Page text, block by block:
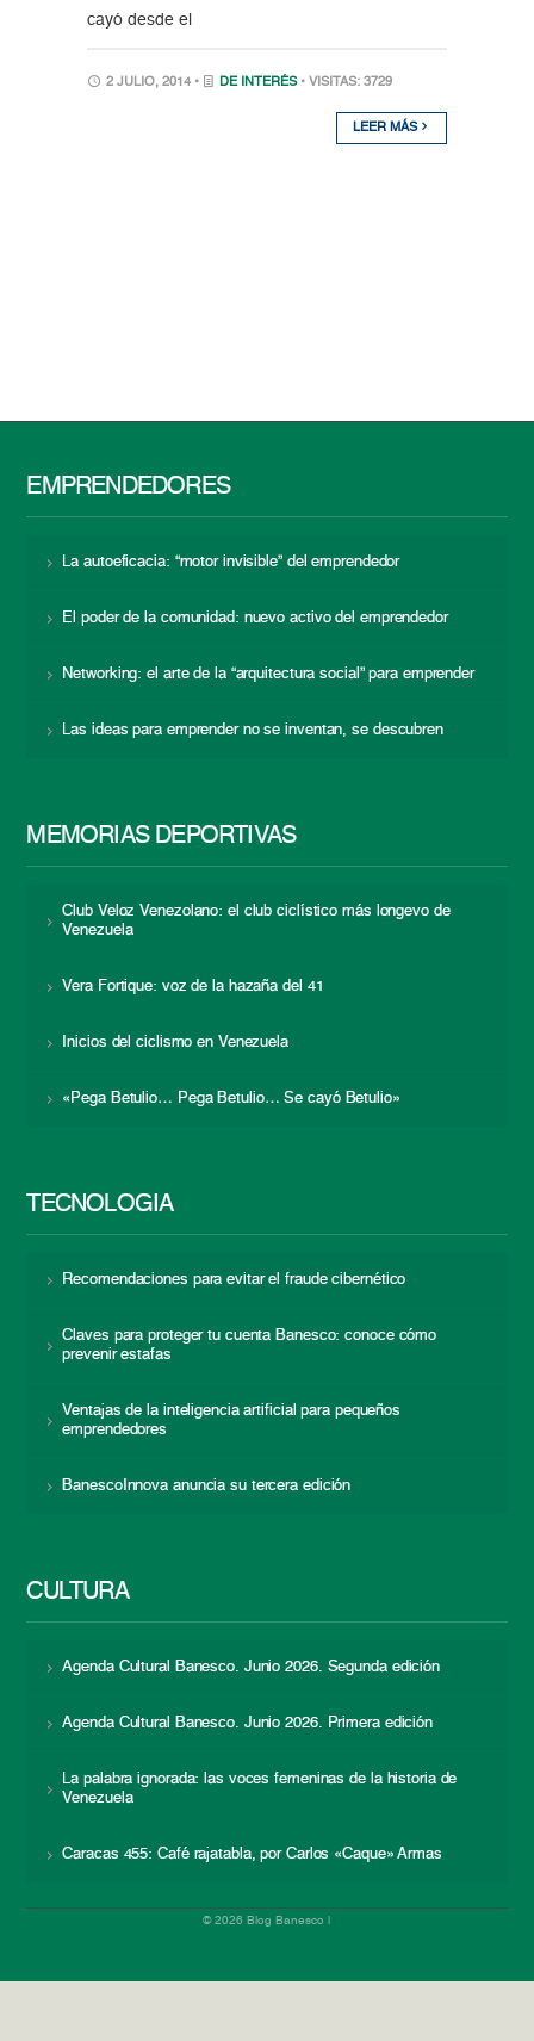
cayó desde el
2 JULIO, 2014 • DE INTERÉS • VISITAS: 3729
LEER MÁS
EMPRENDEDORES
La autoeficacia: “motor invisible” del emprendedor
El poder de la comunidad: nuevo activo del emprendedor
Networking: el arte de la “arquitectura social” para emprender
Las ideas para emprender no se inventan, se descubren
MEMORIAS DEPORTIVAS
Club Veloz Venezolano: el club ciclístico más longevo de
Venezuela
Vera Fortique: voz de la hazaña del 41
Inicios del ciclismo en Venezuela
«Pega Betulio… Pega Betulio… Se cayó Betulio»
TECNOLOGÍA
Recomendaciones para evitar el fraude cibernético
Claves para proteger tu cuenta Banesco: conoce cómo
prevenir estafas
Ventajas de la inteligencia artificial para pequeños
emprendedores
BanescoInnova anuncia su tercera edición
CULTURA
Agenda Cultural Banesco. Junio 2026. Segunda edición
Agenda Cultural Banesco. Junio 2026. Primera edición
La palabra ignorada: las voces femeninas de la historia de
Venezuela
Caracas 455: Café rajatabla, por Carlos «Caque» Armas
© 2026 Blog Banesco |